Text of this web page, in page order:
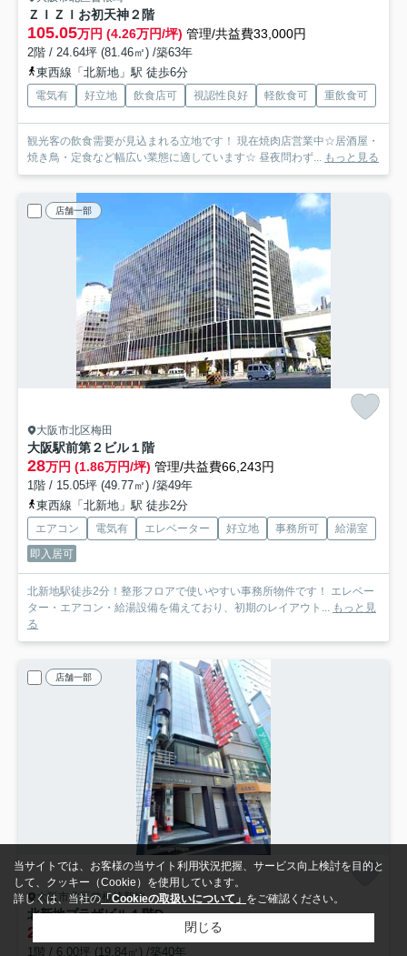
ＺＩＺＩお初天神２階
105.05万円 (4.26万円/坪) 管理/共益費33,000円
2階 / 24.64坪 (81.46㎡) /築63年
東西線「北新地」駅 徒歩6分
電気有 好立地 飲食店可 視認性良好 軽飲食可 重飲食可
観光客の飲食需要が見込まれる立地です！ 現在焼肉店営業中☆居酒屋・
焼き鳥・定食など幅広い業態に適しています☆ 昼夜問わず... もっと見る
店舗一部
大阪市北区梅田
大阪駅前第２ビル１階
28万円 (1.86万円/坪) 管理/共益費66,243円
1階 / 15.05坪 (49.77㎡) /築49年
東西線「北新地」駅 徒歩2分
エアコン 電気有 エレベーター 好立地 事務所可
給湯室
即入居可
北新地駅徒歩2分！整形フロアで使いやすい事務所物件です！ エレベー
ター・エアコン・給湯設備を備えており、初期のレイアウト... もっと見
る
店舗一部
大阪市北区曾根崎新地
北新地プラザビル１階D
25.3 管理/共益費22,000円
1階 / 6.00坪 (19.84㎡) /築40年
当サイトでは、お客様の当サイト利用状況把握、サービス向上検討を目的と
して、クッキー（Cookie）を使用しています。
詳しくは、当社の「Cookieの取扱いについて」 をご確認ください。
閉じる